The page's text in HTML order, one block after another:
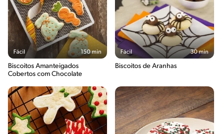
Fácil 150 min
Biscoitos Amanteigados
Cobertos com Chocolate
Fácil 30 min
Biscoitos de Aranhas